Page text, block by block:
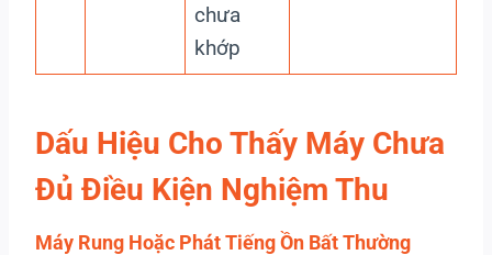
chưa
khớp
Dấu Hiệu Cho Thấy Máy Chưa
Đủ Điều Kiện Nghiệm Thu
Máy Rung Hoặc Phát Tiếng Ồn Bất Thường